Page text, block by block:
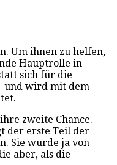
Um ihnen zu helfen,
Hauptrolle in
sich für die
und wird mit dem
zweite Chance.
der erste Teil der
Sie wurde ja von
aber, als die